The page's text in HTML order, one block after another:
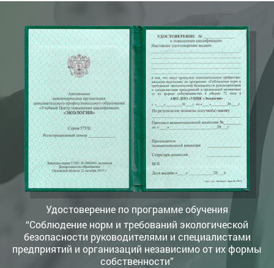
Удостоверение по программе обучения
“Соблюдение норм и требований экологической
безопасности руководителями и специалистами
предприятий и организаций независимо от их формы
собственности”